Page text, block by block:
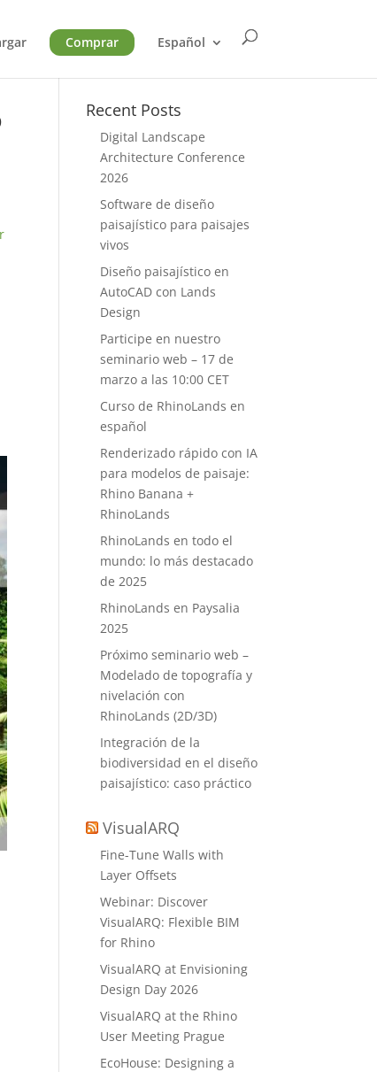
Comprar Español
Recent Posts
Digital Landscape
Architecture Conference
2026
Software de diseño
paisajístico para paisajes
vivos
Diseño paisajístico en
AutoCAD con Lands
Design
Participe en nuestro
seminario web – 17 de
marzo a las 10:00 CET
Curso de RhinoLands en
español
Renderizado rápido con IA
para modelos de paisaje:
Rhino Banana +
RhinoLands
RhinoLands en todo el
mundo: lo más destacado
de 2025
RhinoLands en Paysalia
2025
Próximo seminario web –
Modelado de topografía y
nivelación con
RhinoLands (2D/3D)
Integración de la
biodiversidad en el diseño
paisajístico: caso práctico
VisualARQ
Fine-Tune Walls with
Layer Offsets
Webinar: Discover
VisualARQ: Flexible BIM
for Rhino
VisualARQ at Envisioning
Design Day 2026
VisualARQ at the Rhino
User Meeting Prague
EcoHouse: Designing a